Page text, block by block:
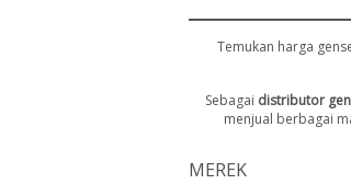
Temukan harga
Sebagai distributor
menjual berbagai
MEREK